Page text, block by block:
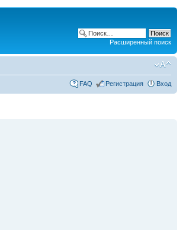
Расширенный поиск
FAQ Регистрация Вход